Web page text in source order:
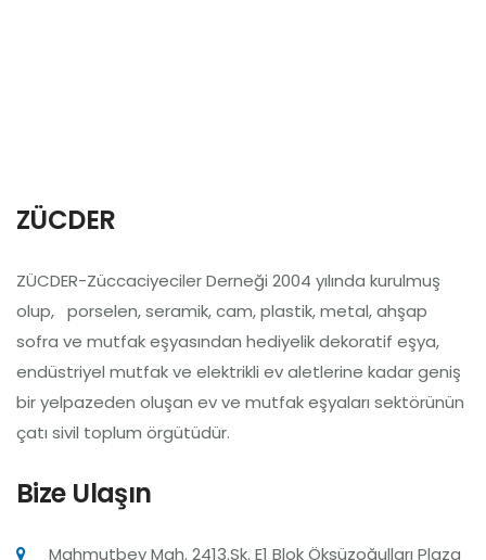
ZÜCDER
ZÜCDER-Züccaciyeciler Derneği 2004 yılında kurulmuş
olup, porselen, seramik, cam, plastik, metal, ahşap
sofra ve mutfak eşyasından hediyelik dekoratif eşya,
endüstriyel mutfak ve elektrikli ev aletlerine kadar geniş
bir yelpazeden oluşan ev ve mutfak eşyaları sektörünün
çatı sivil toplum örgütüdür.
Bize Ulaşın
Mahmutbey Mah. 2413.Sk. E1 Blok Öksüzoğulları Plaza